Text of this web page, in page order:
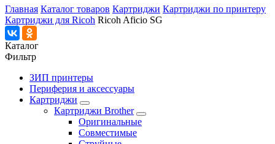
Главная Каталог товаров Картриджи Картриджи по принтеру
Картриджи для Ricoh Ricoh Aficio SG
Каталог
Фильтр
ЗИП принтеры
Периферия и аксессуары
Картриджи
Картриджи Brother
Оригинальные
Совместимые